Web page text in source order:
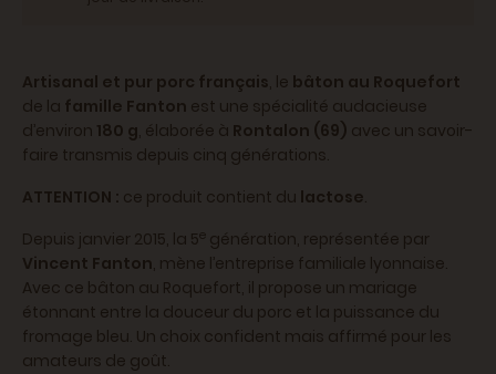
Artisanal et pur porc français, le bâton au Roquefort
de la famille Fanton est une spécialité audacieuse
d’environ 180 g, élaborée à Rontalon (69) avec un savoir-
faire transmis depuis cinq générations.
ATTENTION : ce produit contient du lactose.
Depuis janvier 2015, la 5e génération, représentée par
Vincent Fanton, mène l’entreprise familiale lyonnaise.
Avec ce bâton au Roquefort, il propose un mariage
étonnant entre la douceur du porc et la puissance du
fromage bleu. Un choix confident mais affirmé pour les
amateurs de goût.